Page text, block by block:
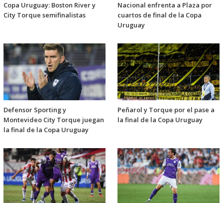
Copa Uruguay: Boston River y
City Torque semifinalistas
Nacional enfrenta a Plaza por
cuartos de final de la Copa
Uruguay
Defensor Sporting y
Montevideo City Torque juegan
la final de la Copa Uruguay
Peñarol y Torque por el pase a
la final de la Copa Uruguay